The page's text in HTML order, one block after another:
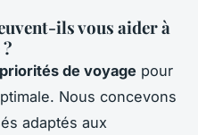
ils vous aider à
priorités de voyage pour
Nous concevons
adaptés aux